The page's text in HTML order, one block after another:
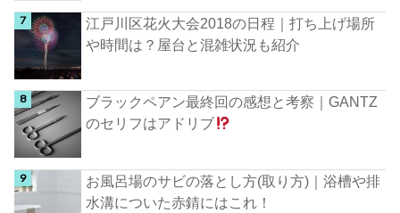
江戸川区花火大会2018の日程｜打ち上げ場所
や時間は？屋台と混雑状況も紹介
ブラックペアン最終回の感想と考察｜GANTZ
のセリフはアドリブ
お風呂場のサビの落とし方(取り方)｜浴槽や排
水溝についた赤錆にはこれ！